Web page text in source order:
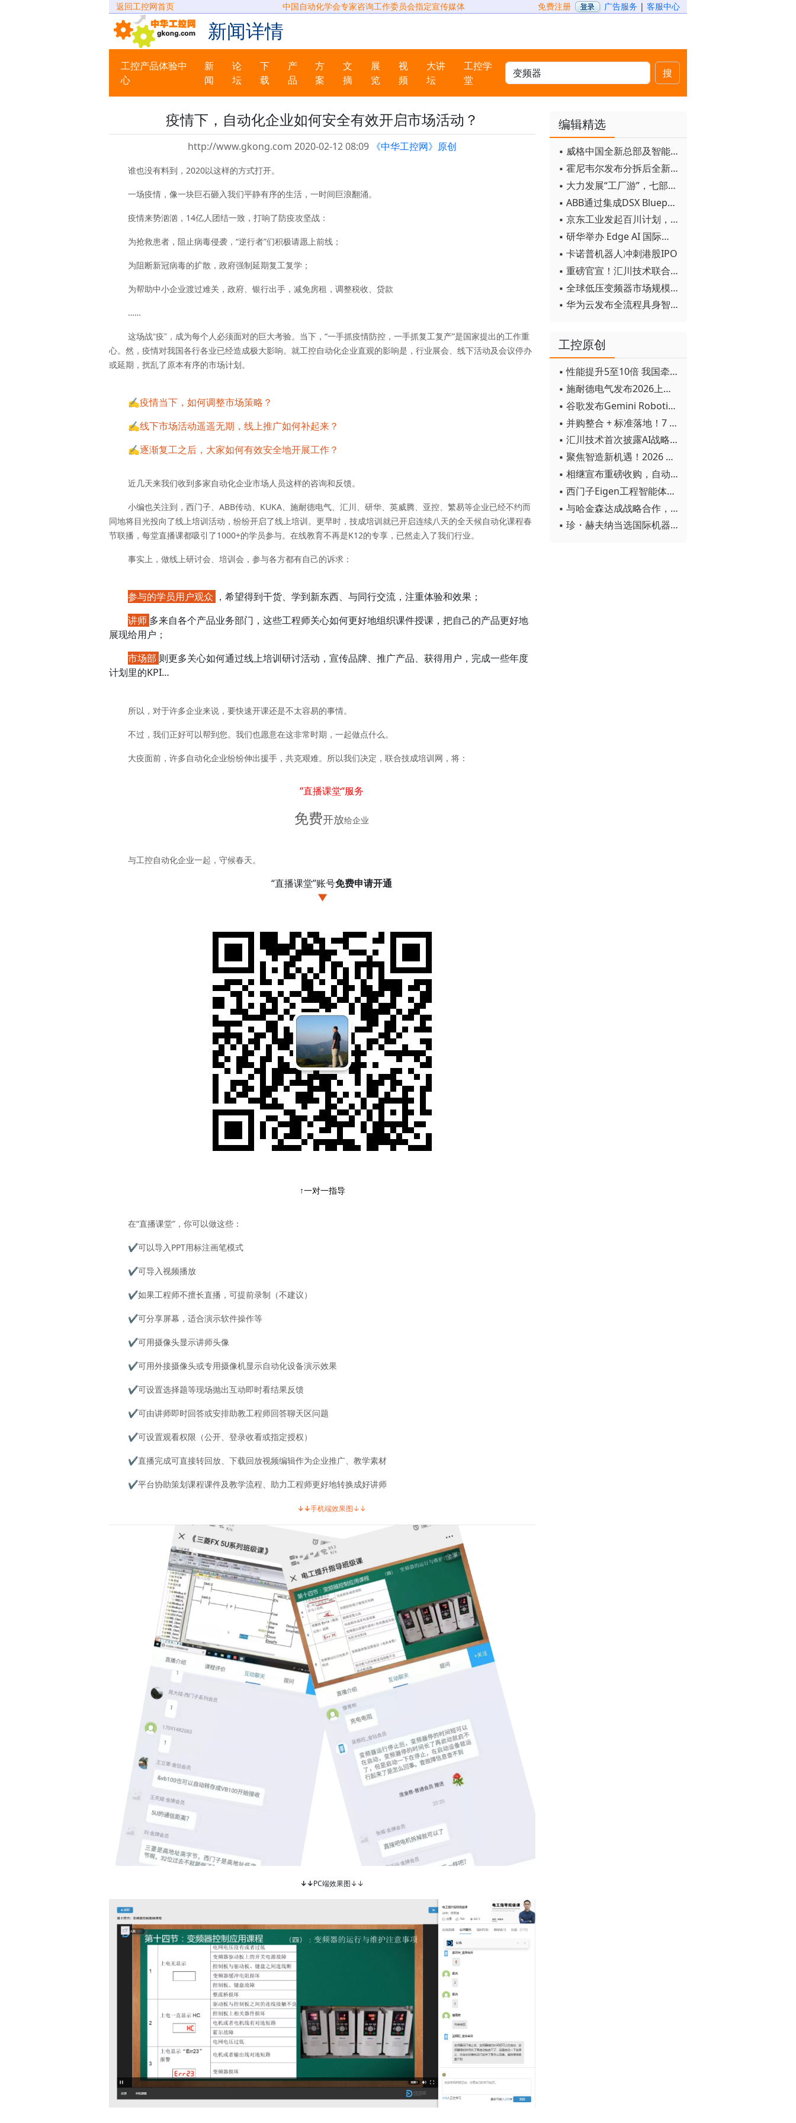
返回工控网首页 中国自动化学会专家咨询工作委员会指定宣传媒体 免费注册 广告服务 | 客服中心
新闻详情
工控产品体验中
心
新
闻
论
坛
下
载
产
品
方
案
文
摘
展
览
视
频
大讲
坛
工控学
堂
搜
疫情下，自动化企业如何安全有效开启市场活动？
http://www.gkong.com 2020-02-12 08:09 《中华工控网》原创
谁也没有料到，2020以这样的方式打开。
一场疫情，像一块巨石砸入我们平静有序的生活，一时间巨浪翻涌。
疫情来势汹汹，14亿人团结一致，打响了防疫攻坚战：
为抢救患者，阻止病毒侵袭，“逆行者”们积极请愿上前线；
为阻断新冠病毒的扩散，政府强制延期复工复学；
为帮助中小企业渡过难关，政府、银行出手， 减免房租，调整税收、贷款
……
这场战“疫”，成为每个人必须面对的巨大考验。 当下，“一手抓疫情防控，一手抓复工复产”是国家提出的工作重
心。然，疫情对我国各行各业已经造成极大影响。就工控自动化企业直观的影响是，行业展会、线下活动及会议停办
或延期，扰乱了原本有序的市场计划。
✍疫情当下，如何调整市场策略？
✍线下市场活动遥遥无期，线上推广如何补起来？
✍逐渐复工之后，大家如何有效安全地开展工作？
近几天来我们收到多家自动化企业市场人员这样的咨询和反馈。
小编也关注到， 西门子、ABB传动、KUKA、施耐德电气、汇川、研华、英威腾、亚控、繁易等企业已经不约而
同地将目光投向了线上培训活动，纷纷开启了线上培训。更早时，技成培训就已开启连续八天的全天候自动化课程春
节联播，每堂直播课都吸引了1000+的学员参与。在线教育不再是K12的专享，已然走入了我们行业。
事实上， 做线上研讨会、培训会，参与各方都有自己的诉求：
参与的学员用户观众 ，希望得到干货、学到新东西、与同行交流，注重体验和效果；
讲师 多来自各个产品业务部门，这些工程师关心如何更好地组织课件授课，把自己的产品更好地
展现给用户；
市场部 则更多关心如何通过线上培训研讨活动，宣传品牌、推广产品、获得用户，完成一些年度
计划里的KPI…
所以，对于许多企业来说，要快速开课还是不太容易的事情。
不过，我们正好可以帮到您。我们也愿意在这非常时期，一起做点什么。
大疫面前，许多自动化企业纷纷伸出援手，共克艰难。所以我们决定，联合技成培训网，将：
“直播课堂“服务
免费开放给企业
与工控自动化企业一起，守候春天。
“直播课堂”账号免费申请开通
▼
↑一对一指导
在“直播课堂”，你可以做这些：
✔可以导入PPT用标注画笔模式
✔可导入视频播放
✔如果工程师不擅长直播，可提前录制（不建议）
✔可分享屏幕，适合演示软件操作等
✔可用摄像头显示讲师头像
✔可用外接摄像头或专用摄像机显示自动化设备演示效果
✔可设置选择题等现场抛出互动即时看结果反馈
✔可由讲师即时回答或安排助教工程师回答聊天区问题
✔可设置观看权限（公开、登录收看或指定授权）
✔直播完成可直接转回放、下载回放视频编辑作为企业推广、教学素材
✔平台协助策划课程课件及教学流程、助力工程师更好地转换成好讲师
↓↓手机端效果图↓↓
↓↓PC端效果图↓↓
编辑精选
▪ 威格中国全新总部及智能工厂启用
▪ 霍尼韦尔发布分拆后全新品牌：霍尼韦尔科技与霍尼韦尔航空航天
▪ 大力发展“工厂游”，七部门联合发文！
▪ ABB通过集成DSX Blueprint AI基础设施，扩大与英伟达的合作
▪ 京东工业发起百川计划， 构建工业大模型新生态
▪ 研华举办 Edge AI 国际论坛
▪ 卡诺普机器人冲刺港股IPO
▪ 重磅官宣！汇川技术联合发起 D12 联盟，开创产教融合新范式
▪ 全球低压变频器市场规模2030年将超170亿美元
▪ 华为云发布全流程具身智能开发平台CloudRobo
工控原创
▪ 性能提升5至10倍 我国牵头制定的WiTSnet工业以太网国际标准正式发布
▪ 施耐德电气发布2026上半年可持续发展成绩单 "Impact 2030"路线图开局稳健
▪ 谷歌发布Gemini Robotics 2模型 实现人形机器人全身智能控制突破
▪ 并购整合 + 标准落地！7 月工业自动化产业动态速递
▪ 汇川技术首次披露AI战略进展：从两个方面推动“AI业务化”落地
▪ 聚焦智造新机遇！2026 青岛数字化及智能制造技术论坛圆满落幕
▪ 相继宣布重磅收购，自动化巨头新一轮并购潮剑指何方？
▪ 西门子Eigen工程智能体落地中国，工业AI跨越物理世界“确定性”拐点
▪ 与哈金森达成战略合作，乐聚机器人何以持续获得工业巨头青睐？
▪ 珍・赫夫纳当选国际机器人联合会新任主席